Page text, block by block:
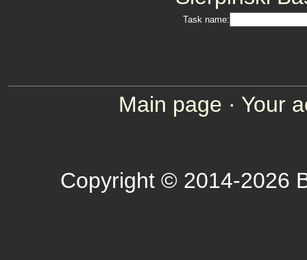
Task name:
Main page · Your
Copyright © 2014-2026